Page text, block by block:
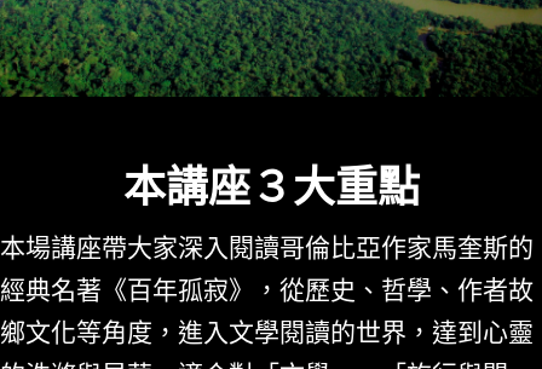
本講座３大重點
本場講座帶大家深入閱讀哥倫比亞作家馬奎斯的
經典名著《百年孤寂》，從歷史、哲學、作者故
鄉文化等角度，進入文學閱讀的世界，達到心靈